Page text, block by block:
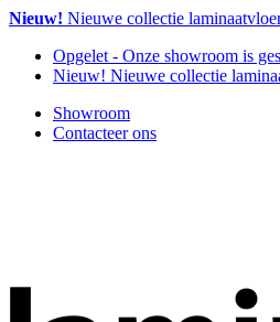
Nieuw! Nieuwe collectie
Opgelet - Onze showroom is
Nieuw! Nieuwe collectie
Showroom
Contacteer ons